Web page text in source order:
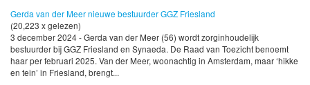
Gerda van der Meer nieuwe bestuurder GGZ Friesland
(20,223 x gelezen)
3 december 2024 - Gerda van der Meer (56) wordt zorginhoudelijk
bestuurder bij GGZ Friesland en Synaeda. De Raad van Toezicht benoemt
haar per februari 2025. Van der Meer, woonachtig in Amsterdam, maar ‘hikke
en tein’ in Friesland, brengt...